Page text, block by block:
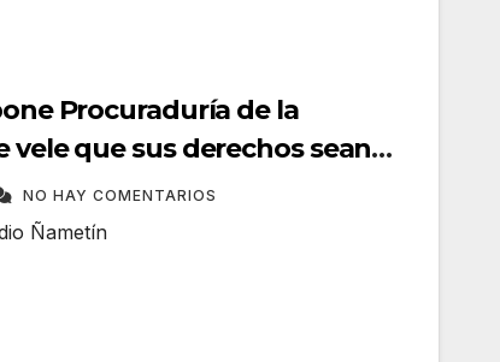
Procuraduría de la
vele que sus derechos sean
NO HAY COMENTARIOS
Ñametín